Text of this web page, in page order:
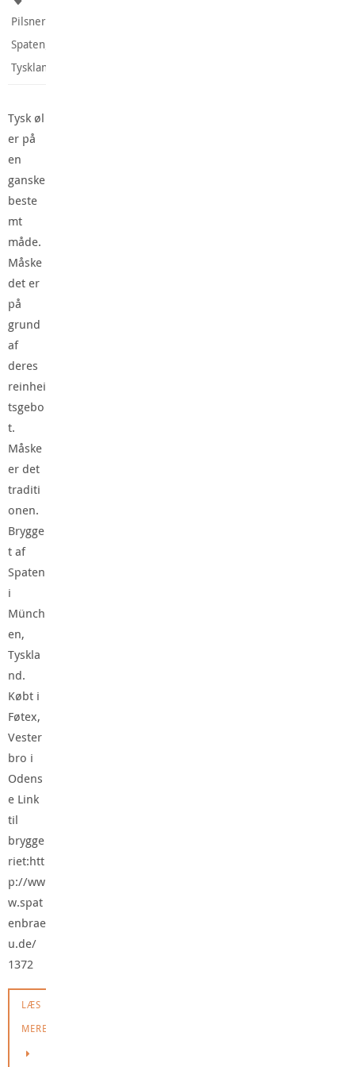
Pilsner
Spaten
Tyskland
Tysk øl
er på
en
ganske
beste
mt
måde.
Måske
det er
på
grund
af
deres
reinhei
tsgebo
t.
Måske
er det
traditi
onen.
Brygge
t af
Spaten
i
Münch
en,
Tyskla
nd.
Købt i
Føtex,
Vester
bro i
Odens
e Link
til
brygge
riet:htt
p://ww
w.spat
enbrae
u.de/
1372
LÆS
MERE